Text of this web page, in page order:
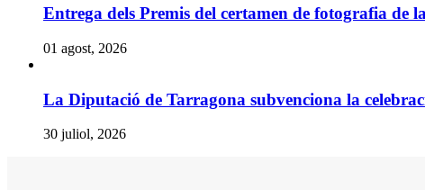
Entrega dels Premis del certamen de fotografia de
01 agost, 2026
La Diputació de Tarragona subvenciona la
30 juliol, 2026